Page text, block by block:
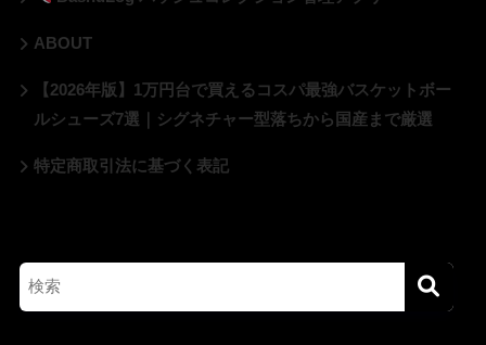
ABOUT
【2026年版】1万円台で買えるコスパ最強バスケットボー
ルシューズ7選｜シグネチャー型落ちから国産まで厳選
特定商取引法に基づく表記